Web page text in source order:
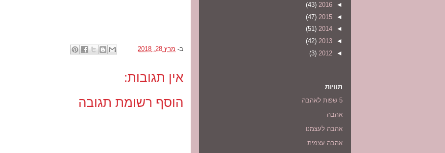
ב- מרץ 28, 2018
אין תגובות:
הוסף רשומת תגובה
◄
2016
(43)
◄
2015
(47)
◄
2014
(51)
◄
2013
(42)
◄
2012
(3)
תוויות
5 שפות לאהבה
אהבה
אהבה לעצמנו
אהבה עצמית